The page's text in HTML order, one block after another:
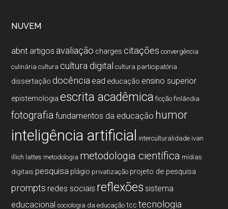
NUVEM
abnt artigos avaliação charges citações convergência
culinária cultura cultura digital cultura participatória
dissertação docência ead educação ensino superior
epistemologia escrita acadêmica ficção finlândia
fotografia fundamentos da educação humor
inteligência artificial interculturalidade ivan
illich lattes metodologia metodologia cientí­fica mí­dias
digitais pesquisa plágio privatização projeto de pesquisa
prompts redes sociais reflexões sistema
educacional sociologia da educação tcc tecnologia